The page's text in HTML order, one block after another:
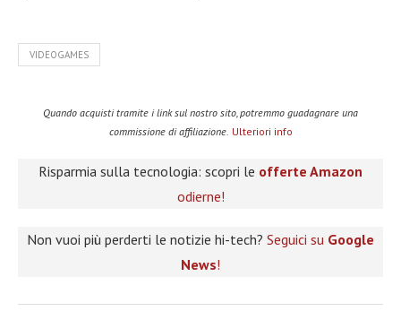
VIDEOGAMES
Quando acquisti tramite i link sul nostro sito, potremmo guadagnare una
commissione di affiliazione. Ulteriori info
Risparmia sulla tecnologia: scopri le offerte Amazon
odierne!
Non vuoi più perderti le notizie hi-tech? Seguici su Google
News!